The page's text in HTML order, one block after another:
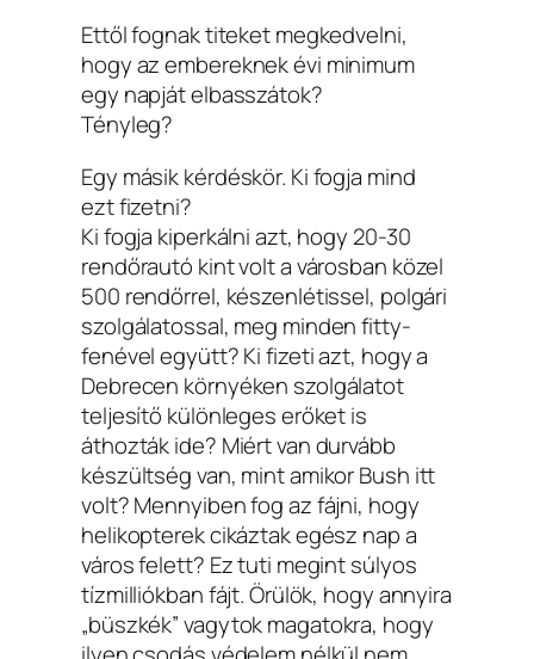
Ettől fognak titeket megkedvelni,
hogy az embereknek évi minimum
egy napját elbasszátok?
Tényleg?
Egy másik kérdéskör. Ki fogja mind
ezt fizetni?
Ki fogja kiperkálni azt, hogy 20-30
rendőrautó kint volt a városban közel
500 rendőrrel, készenlétissel, polgári
szolgálatossal, meg minden fitty-
fenével együtt? Ki fizeti azt, hogy a
Debrecen környéken szolgálatot
teljesítő különleges erőket is
áthozták ide? Miért van durvább
készültség van, mint amikor Bush itt
volt? Mennyiben fog az fájni, hogy
helikopterek cikáztak egész nap a
város felett? Ez tuti megint súlyos
tízmilliókban fájt. Örülök, hogy annyira
„büszkék” vagytok magatokra, hogy